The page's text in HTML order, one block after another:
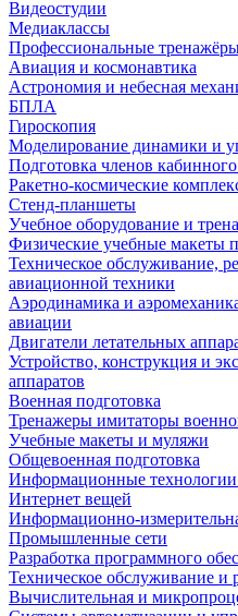
Видеостудии
Медиаклассы
Профессиональные
Авиация и космонавтика
Астрономия и небесная
БПЛА
Гироскопия
Моделирование динамики и
Подготовка членов
Ракетно-космические
Стенд-планшеты
Учебное оборудование и
Физические учебные макеты
Техническое обслуживание,
авиационной техники
Аэродинамика и
авиации
Двигатели летательных
Устройство, конструкция и
аппаратов
Военная подготовка
Тренажеры имитаторы
Учебные макеты и муляжи
Общевоенная подготовка
Информационные технологии
Интернет вещей
Информационно-
Промышленные сети
Разработка программного
Техническое обслуживание и
Вычислительная и